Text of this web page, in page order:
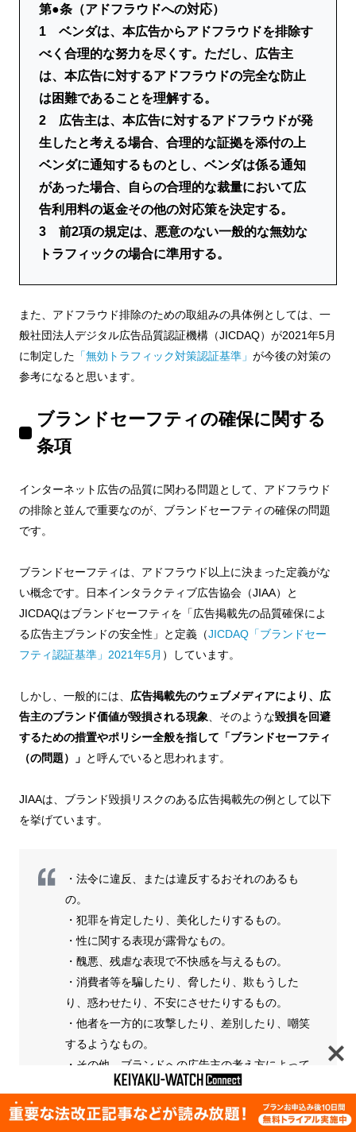
第●条（アドフラウドへの対応）
1 ベンダは、本広告からアドフラウドを排除す
べく合理的な努力を尽くす。ただし、広告主
は、本広告に対するアドフラウドの完全な防止
は困難であることを理解する。
2 広告主は、本広告に対するアドフラウドが発
生したと考える場合、合理的な証拠を添付の上
ベンダに通知するものとし、ベンダは係る通知
があった場合、自らの合理的な裁量において広
告利用料の返金その他の対応策を決定する。
3 前2項の規定は、悪意のない一般的な無効な
トラフィックの場合に準用する。
また、アドフラウド排除のための取組みの具体例としては、⼀
般社団法⼈デジタル広告品質認証機構（JICDAQ）が2021年5月
に制定した 「無効トラフィック対策認証基準」 が今後の対策の
参考になると思います。
ブランドセーフティの確保に関する
条項
インターネット広告の品質に関わる問題として、アドフラウド
の排除と並んで重要なのが、ブランドセーフティの確保の問題
です。
ブランドセーフティは、アドフラウド以上に決まった定義がな
い概念です。日本インタラクティブ広告協会（JIAA）と
JICDAQはブランドセーフティを「広告掲載先の品質確保によ
る広告主ブランドの安全性」と定義（JICDAQ「ブランドセー
フティ認証基準」2021年5月 ）しています。
しかし、一般的には、 広告掲載先のウェブメディアにより、広
告主のブランド価値が毀損される現象 、そのような毀損を回避
するための措置やポリシー全般を指して「ブランドセーフティ
（の問題）」 と呼んでいると思われます。
JIAAは、ブランド毀損リスクのある広告掲載先の例として以下
を挙げています。
・法令に違反、または違反するおそれのあるも
の。
・犯罪を肯定したり、美化したりするもの。
・性に関する表現が露骨なもの。
・醜悪、残虐な表現で不快感を与えるもの。
・消費者等を騙したり、脅したり、欺もうした
り、惑わせたり、不安にさせたりするもの。
・他者を一方的に攻撃したり、差別したり、嘲笑
するようなもの。
・その他、ブランドへの広告主の考え方によって
は、リスクとなりうるもの。
JIAAウェブサイト「広告掲載先コントロールによる「ブランドセーフ